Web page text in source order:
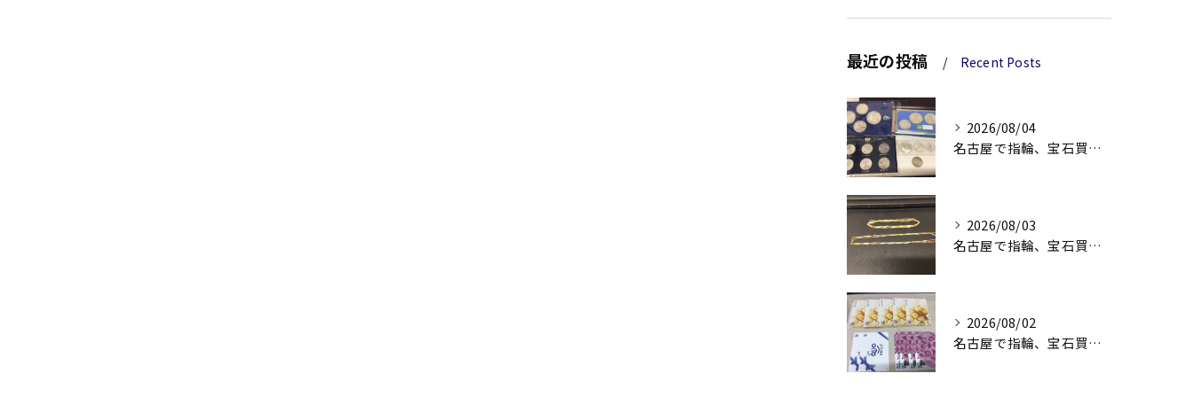
最近の投稿 Recent Posts
2026/08/04
名古屋で指輪、宝石買取なら当店で！！。
2026/08/03
名古屋で指輪、宝石買取なら当店で！！。
2026/08/02
名古屋で指輪、宝石買取なら当店で！！。